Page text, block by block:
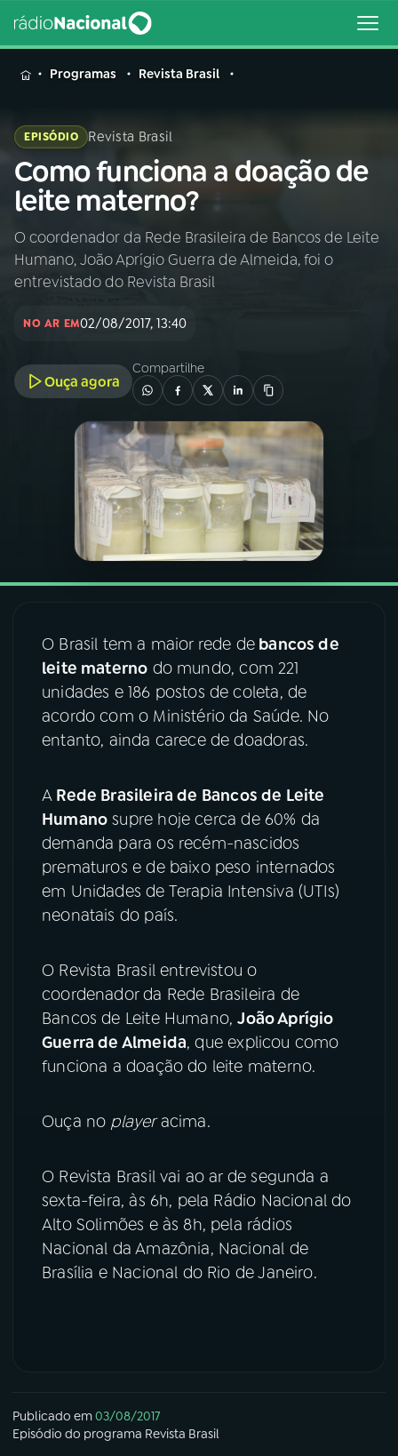
MENU
Buscar
na
Rádio
Nacional
Buscar
AO VIVO
01INÍCIO
02A RÁDIO
PROGRAMAÇÃO
PROGRAMAS
PODCASTS
07ÚLTIMAS
08FESTIVAL DE MÚSICA
ACOMPANHE A RÁDIO NACIONAL
YouTube Facebook
Instagram X
TikTok
Programas Revista Brasil
EPISÓDIO Revista Brasil
Como funciona a doação de
leite materno?
O coordenador da Rede Brasileira de Bancos de Leite
Humano, João Aprígio Guerra de Almeida, foi o
entrevistado do Revista Brasil
NO AR EM02/08/2017, 13:40
Ouça agora
Compartilhe
O Brasil tem a maior rede de bancos de
leite materno do mundo, com 221
unidades e 186 postos de coleta, de
acordo com o Ministério da Saúde. No
entanto, ainda carece de doadoras.
A Rede Brasileira de Bancos de Leite
Humano supre hoje cerca de 60% da
demanda para os recém-nascidos
prematuros e de baixo peso internados
em Unidades de Terapia Intensiva (UTIs)
neonatais do país.
O Revista Brasil entrevistou o
coordenador da Rede Brasileira de
Bancos de Leite Humano,João Aprígio
Guerra de Almeida, que explicou como
funciona a doação do leite materno.
Ouça no playeracima.
O Revista Brasil vai ao ar de segunda a
sexta-feira, às 6h, pela Rádio Nacional do
Alto Solimões e às 8h, pela rádios
Nacional da Amazônia, Nacional de
Brasília e Nacional do Rio de Janeiro.
Publicado em03/08/2017
Episódio do programa Revista Brasil